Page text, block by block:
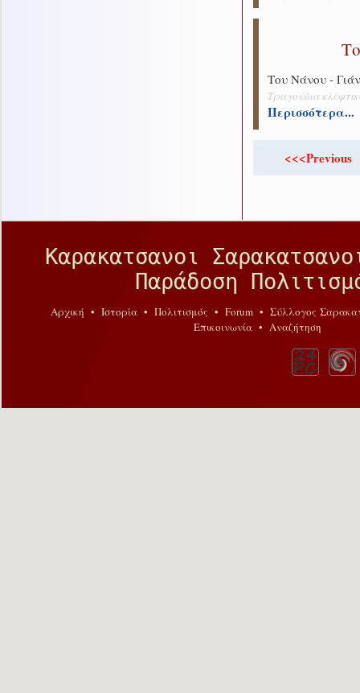
Του Νάνου -
Τραγούδια
Περισσότερα...
<<<Previous
Καρακατσανοι
Παράδοση
Αρχική • Ιστορία• Πολιτισμός • Forum• Σύλλογος
Επικοινωνία• Αναζήτηση